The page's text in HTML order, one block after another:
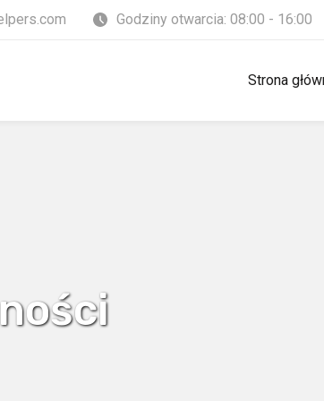
Godziny otwarcia: 08:00 - 16:00
Strona